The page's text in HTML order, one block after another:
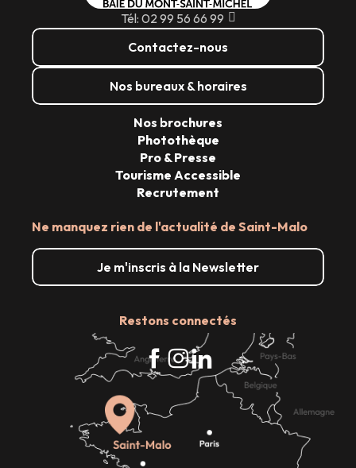
Tél: 02 99 56 66 99
Contactez-nous
Nos bureaux & horaires
Ne manquez rien de l'actualité de Saint-Malo
Je m'inscris à la Newsletter
Restons connectés
Nos brochures
Photothèque
Pro & Presse
Tourisme Accessible
Recrutement